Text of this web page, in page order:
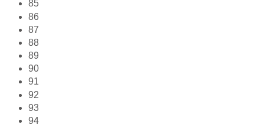
85
86
87
88
89
90
91
92
93
94